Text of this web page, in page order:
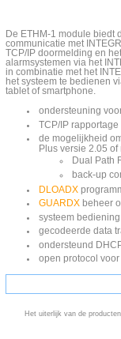
De ETHM-1 module biedt
communicatie met
TCP/IP doormelding en
alarmsystemen via het
in combinatie met het
het systeem te bedienen
tablet of smartphone.
ondersteuning
TCP/IP rapportage
de mogelijkheid
Plus versie 2.05 of
Dual Path
back-up
DLOADX
GUARDX beheer
systeem
gecodeerde data
ondersteund
open protocol
Het uiterlijk van de